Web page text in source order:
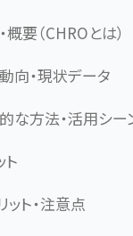
概要（CHROとは）
向・現状データ
な方法・活用シー
ト
ット・注意点